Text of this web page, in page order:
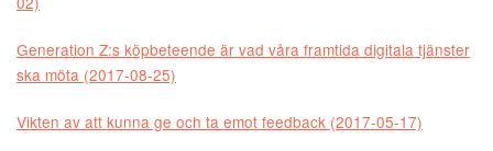
Generation Z:s köpbeteende är vad våra framtida digitala tjänster
ska möta (2017-08-25)
Vikten av att kunna ge och ta emot feedback (2017-05-17)